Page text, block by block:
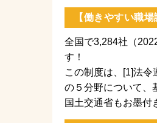
【働きやすい職
全国で3,284社（
す！
この制度は、[1]法
成の５分野について
国土交通省もお墨付